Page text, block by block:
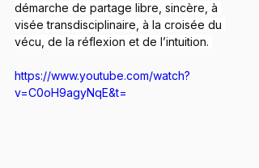
démarche de partage libre, sincère, à
visée transdisciplinaire, à la croisée du
vécu, de la réflexion et de l’intuition.
https://www.youtube.com/watch?
v=C0oH9agyNqE&t=